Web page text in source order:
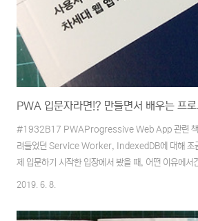
#1932B17 PWAProgressive Web App 관련 책
려들었던 Service Worker, IndexedDB에 대해 조
제 입문하기 시작한 입장에서 봤을 때, 어떤 이유에서
비스에 접속하려는 사람에게 접속 불가 메시지를 보여
는 것을 이해할 수 있었습니다. 오프라인이기 때문에
2019. 6. 8.